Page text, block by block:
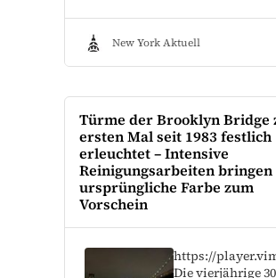
New York Aktuell
Türme der Brooklyn Bridge
ersten Mal seit 1983 festlich
erleuchtet – Intensive
Reinigungsarbeiten bringen
ursprüngliche Farbe zum
Vorschein
https://
Die vierjährige